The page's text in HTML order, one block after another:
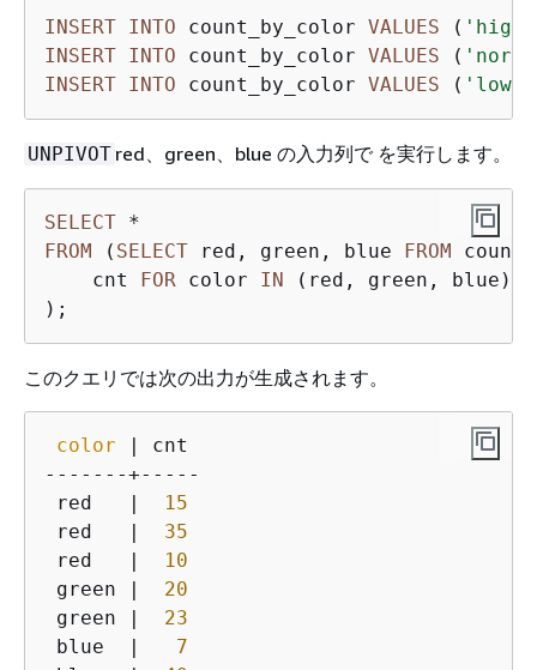
INSERT INTO count_by_color VALUES ( 'high'
INSERT INTO count_by_color VALUES (
INSERT INTO count_by_color VALUES ( 'low'
UNPIVOT red、green、blue の入力列で を実行します。
SELECT *
FROM ( SELECT red, green, blue FROM
    cnt
FOR color IN (red, green, blue)
);
このクエリでは次の出力が生成されます。
color | cnt
-------+-----
red   |
15
red   | 35
red   |
10
green | 20
green | 23
blue  | 7